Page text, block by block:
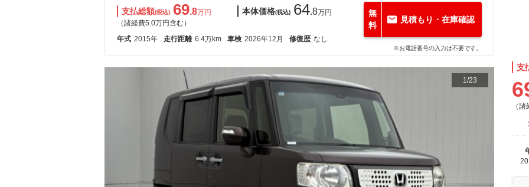
支払総額(税込) 69.8万円
（諸経費5.0万円含む）
本体価格(税込) 64.8万円
年式 2015年 走行距離 6.4万km 車検 2026年12月 修復歴 なし
無
料
見積もり・在庫確認
※お電話番号の入力は不要です。
1/23
支
（